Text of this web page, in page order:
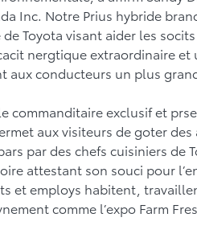
Inc. Notre Prius hybride
Toyota visant aider les
nergtique extraordinaire et
aux conducteurs un plus
commanditaire exclusif et
aux visiteurs de goter
par des chefs cuisiniers de
attestant son souci pour
et employs habitent,
comme l’expo Farm